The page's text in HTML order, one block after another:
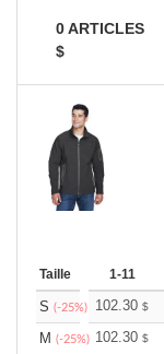
0ARTICLES
$
Taille 1-11
S (-25%) 102.30 $
M (-25%) 102.30 $